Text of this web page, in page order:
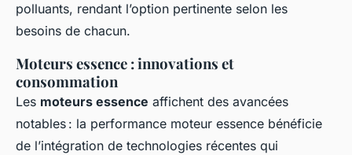
polluants, rendant l’option pertinente selon les
besoins de chacun.
Moteurs essence : innovations et
consommation
Les moteurs essence affichent des avancées
notables : la performance moteur essence bénéficie
de l’intégration de technologies récentes qui